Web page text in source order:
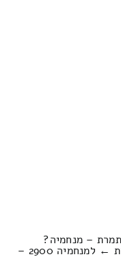
הצעות מחירי למעבר לדירת חדר 1x תמרת ← למנחמיה 2900 –